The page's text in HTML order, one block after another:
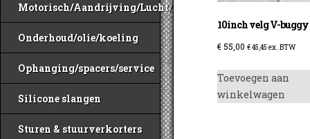
Motorisch/Aandrijving/Lucht/Benzine
Onderhoud/olie/koeling
Ophanging/spacers/service
Silicone slangen
Sturen & stuurverkorters
10inch velg V-buggy
€ 55,00 €45,45 ex. BTW
Toevoegen aan
winkelwagen